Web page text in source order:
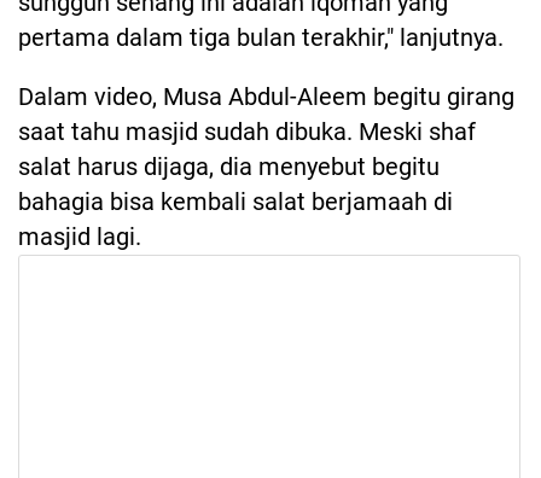
pertama dalam tiga bulan terakhir," lanjutnya.
Dalam video, Musa Abdul-Aleem begitu girang
saat tahu masjid sudah dibuka. Meski shaf
salat harus dijaga, dia menyebut begitu
bahagia bisa kembali salat berjamaah di
masjid lagi.